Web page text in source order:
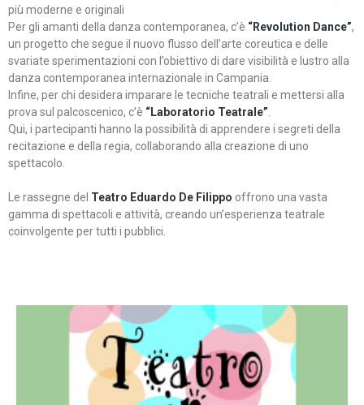
più moderne e originali
Per gli amanti della danza contemporanea, c’è “Revolution Dance”,
un progetto che segue il nuovo flusso dell’arte coreutica e delle
svariate sperimentazioni con l’obiettivo di dare visibilità e lustro alla
danza contemporanea internazionale in Campania.
Infine, per chi desidera imparare le tecniche teatrali e mettersi alla
prova sul palcoscenico, c’è “Laboratorio Teatrale”
Qui, i partecipanti hanno la possibilità di apprendere i segreti della
recitazione e della regia, collaborando alla creazione di uno
spettacolo.
Le rassegne del Teatro Eduardo De Filippo offrono una vasta
gamma di spettacoli e attività, creando un’esperienza teatrale
coinvolgente per tutti i pubblici.
Continua